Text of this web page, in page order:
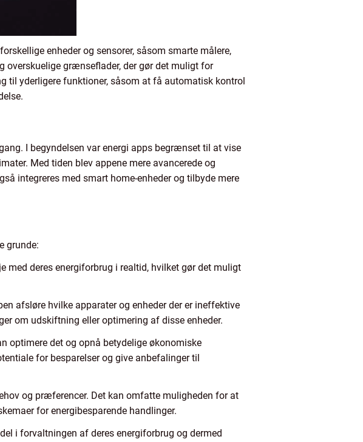
enheder og sensorer, såsom smarte målere,
overskuelige grænseflader, der gør det muligt for
til yderligere funktioner, såsom at få automatisk kontrol
I begyndelsen var energi apps begrænset til at vise
Med tiden blev appene mere avancerede og
integreres med smart home-enheder og tilbyde mere
grunde:
med deres energiforbrug i realtid, hvilket gør det muligt
afsløre hvilke apparater og enheder der er ineffektive
om udskiftning eller optimering af disse enheder.
optimere det og opnå betydelige økonomiske
for besparelser og give anbefalinger til
og præferencer. Det kan omfatte muligheden for at
for energibesparende handlinger.
i forvaltningen af deres energiforbrug og dermed